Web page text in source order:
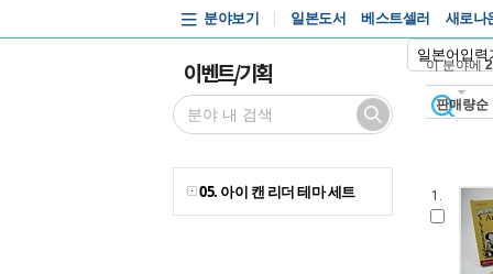
일본어입력
분야보기 일본도서 베스트셀러 새로나
이벤트/기획
05. 아이 캔 리더 테마 세트
이 분야에 2
판매량순
1.